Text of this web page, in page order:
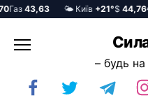
43,63 🌤️ Київ+21°$44,76€
до
– будь на